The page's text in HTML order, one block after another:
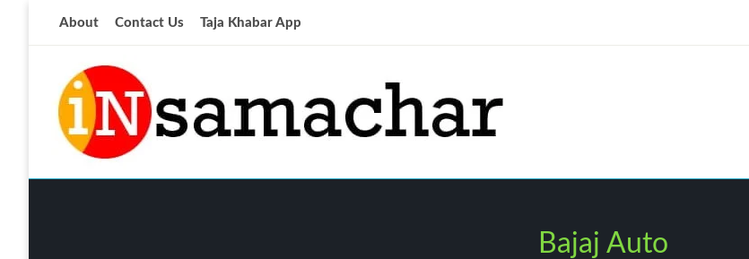
About Contact Us Taja Khabar App
आज की ताजा खबर
Bajaj Auto